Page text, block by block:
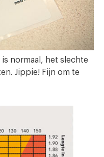
normaal, het slechte
Jippie! Fijn om te